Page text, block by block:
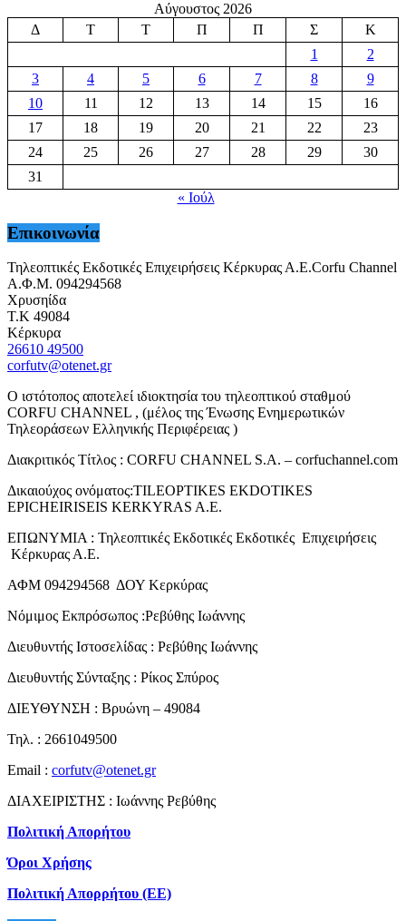
Αύγουστος 2026
Δ
Τ Τ Π Π Σ
Κ
1
2
3
4 5 6 7 8
9
10
11 12 13 14 15
16
17
18 19 20 21 22
23
24
25 26 27 28 29
30
31
« Ιούλ
Επικοινωνία
Τηλεοπτικές Εκδοτικές Επιχειρήσεις Κέρκυρας Α.Ε.Corfu Channel
Α.Φ.Μ. 094294568
Χρυσηίδα
Τ.Κ 49084
Κέρκυρα
26610 49500
corfutv@otenet.gr
Ο ιστότοπος αποτελεί ιδιοκτησία του τηλεοπτικού σταθμού
CORFU CHANNEL , (μέλος της Ένωσης Ενημερωτικών
Τηλεοράσεων Ελληνικής Περιφέρειας )
Διακριτικός Τίτλος : CORFU CHANNEL S.A. – corfuchannel.com
Δικαιούχος ονόματος:TILEOPTIKES EKDOTIKES
EPICHEIRISEIS KERKYRAS A.E.
ΕΠΩΝΥΜΙΑ : Τηλεοπτικές Εκδοτικές Εκδοτικές Επιχειρήσεις
Κέρκυρας Α.Ε.
ΑΦΜ 094294568 ΔΟΥ Κερκύρας
Νόμιμος Εκπρόσωπος :Ρεβύθης Ιωάννης
Διευθυντής Ιστοσελίδας : Ρεβύθης Ιωάννης
Διευθυντής Σύνταξης : Ρίκος Σπύρος
ΔΙΕΥΘΥΝΣΗ : Βρυώνη – 49084
Τηλ. : 2661049500
Email : corfutv@otenet.gr
ΔΙΑΧΕΙΡΙΣΤΗΣ : Ιωάννης Ρεβύθης
Πολιτική Απορήτου
Όροι Χρήσης
Πολιτική Απορρήτου (ΕΕ)